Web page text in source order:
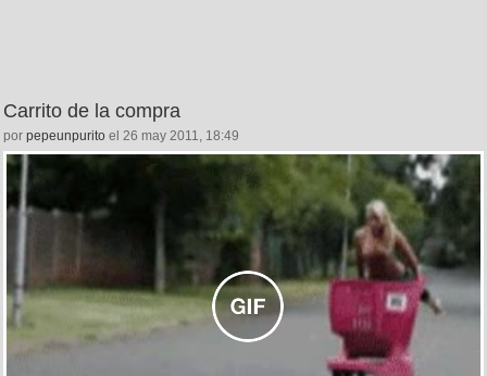
Carrito de la compra
por pepeunpurito el 26 may 2011, 18:49